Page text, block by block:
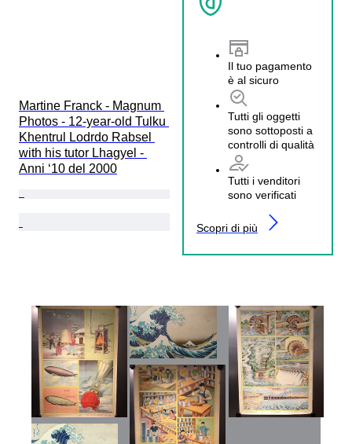
Martine Franck - Magnum
Photos - 12-year-old Tulku
Khentrul Lodrdo Rabsel
with his tutor Lhagyel -
Anni ‘10 del 2000
Il tuo pagamento
è al sicuro
Tutti gli oggetti
sono sottoposti a
controlli di qualità
Tutti i venditori
sono verificati
Scopri di più